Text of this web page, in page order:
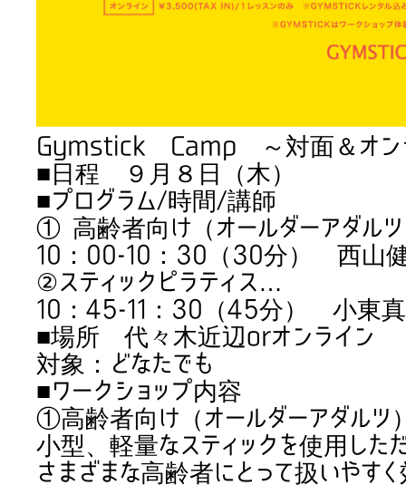
Gymstick Camp ～対面＆オンラ
■日程 ９月８日（木）
■プログラム/時間/講師
① 高齢者向け（オールダーアダル
10：00-10：30（30分） 西
②スティックピラティス…
10：45-11：30（45分） 小東
■場所 代々木近辺orオンライン
対象：どなたでも
■ワークショップ内容
①高齢者向け（オールダーアダル
小型、軽量なスティックを使用した
さまざまな高齢者にとって扱いや